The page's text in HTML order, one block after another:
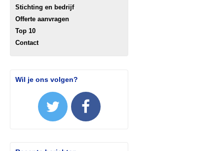
Stichting en bedrijf
Offerte aanvragen
Top 10
Contact
Wil je ons volgen?